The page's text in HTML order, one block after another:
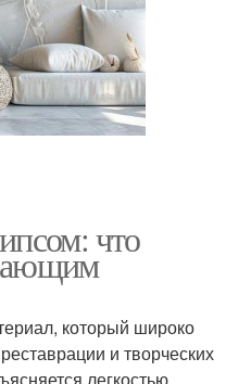
что
который широко
и творческих